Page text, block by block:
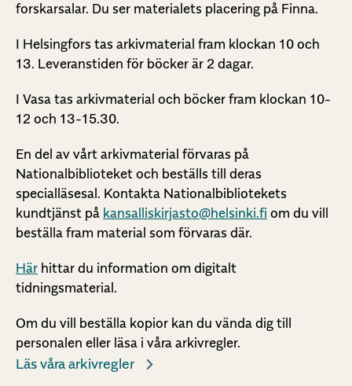
forskarsalar. Du ser materialets placering på Finna.
I Helsingfors tas arkivmaterial fram klockan 10 och
13. Leveranstiden för böcker är 2 dagar.
I Vasa tas arkivmaterial och böcker fram klockan 10-
12 och 13-15.30.
En del av vårt arkivmaterial förvaras på
Nationalbiblioteket och beställs till deras
specialläsesal. Kontakta Nationalbibliotekets
kundtjänst på kansalliskirjasto@helsinki.fi om du vill
beställa fram material som förvaras där.
Här hittar du information om digitalt
tidningsmaterial.
Om du vill beställa kopior kan du vända dig till
personalen eller läsa i våra arkivregler.
Läs våra arkivregler